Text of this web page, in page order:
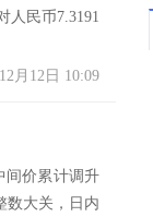
人民币7.3191
12月12日 10:09
间价累计调升
数大关，日内